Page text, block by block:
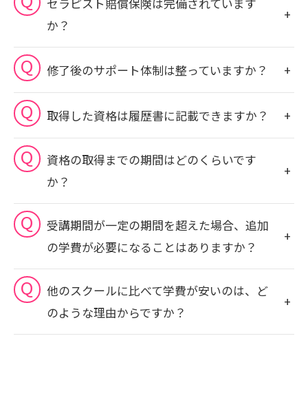
か？
修了後のサポート体制は整っていますか？
取得した資格は履歴書に記載できますか？
資格の取得までの期間はどのくらいです
か？
受講期間が一定の期間を超えた場合、追加
の学費が必要になることはありますか？
他のスクールに比べて学費が安いのは、ど
のような理由からですか？